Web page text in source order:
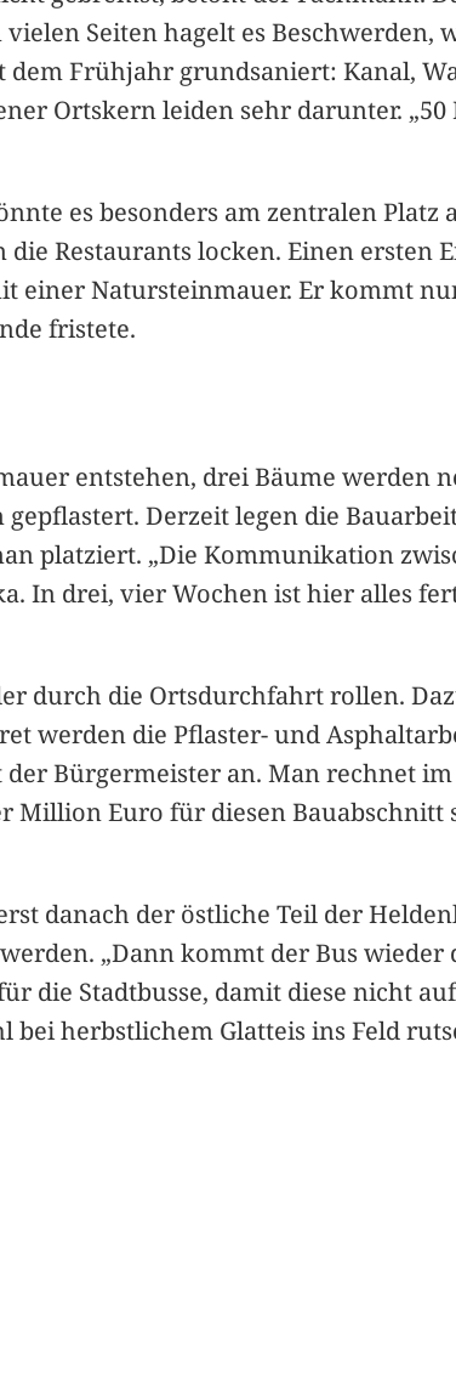
Seiten hagelt es Beschwerden,
Frühjahr grundsaniert: Kanal,
Ortskern leiden sehr darunter.
es besonders am zentralen Platz
Restaurants locken. Einen ersten
einer Natursteinmauer. Er kommt
fristete.
entstehen, drei Bäume werden
Derzeit legen die
platziert. „Die Kommunikation
In drei, vier Wochen ist hier alles
durch die Ortsdurchfahrt rollen.
werden die Pflaster- und
Bürgermeister an. Man rechnet
Euro für diesen Bauabschnitt
danach der östliche Teil der
„Dann kommt der Bus wieder
die Stadtbusse, damit diese nicht
herbstlichem Glatteis ins Feld